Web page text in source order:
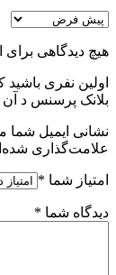
هیچ دیدگاهی
اولین نفری
بلانک پرسنس د آن Mont Blanc Presence Dune Femme”
نشانی ایمیل شما
علامت‌گذاری
امتیاز شما *
دیدگاه شما *